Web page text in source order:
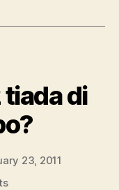
di
23, 2011
on